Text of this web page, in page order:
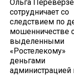
Ольга
сотрудничает со
следствием по
мошенничестве
выделенными
«Ростелекому»
деньгами
администрацией